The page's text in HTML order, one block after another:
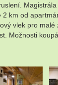
km od
vlek pro
Možnosti